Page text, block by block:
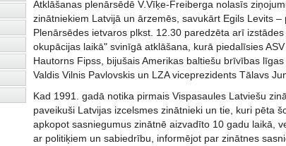
Atklāšanas plenārsēdē V.Vīķe-Freiberga nolasīs
zinātniekiem Latvijā un ārzemēs, savukārt Egils Levits
Plenārsēdes ietvaros plkst. 12.30 paredzēta arī
okupācijas laikā" svinīgā atklāšana, kurā piedalīsies
Hautorns Fipss, bijušais Amerikas baltiešu brīvības
Valdis Vilnis Pavlovskis un LZA viceprezidents Tālavs
Kad 1991. gadā notika pirmais Vispasaules Latviešu
paveikuši Latvijas izcelsmes zinātnieki un tie, kuri pēta
apkopot sasniegumus zinātnē aizvadīto 10 gadu laikā,
ar politiķiem un sabiedrību, informējot par zinātnes